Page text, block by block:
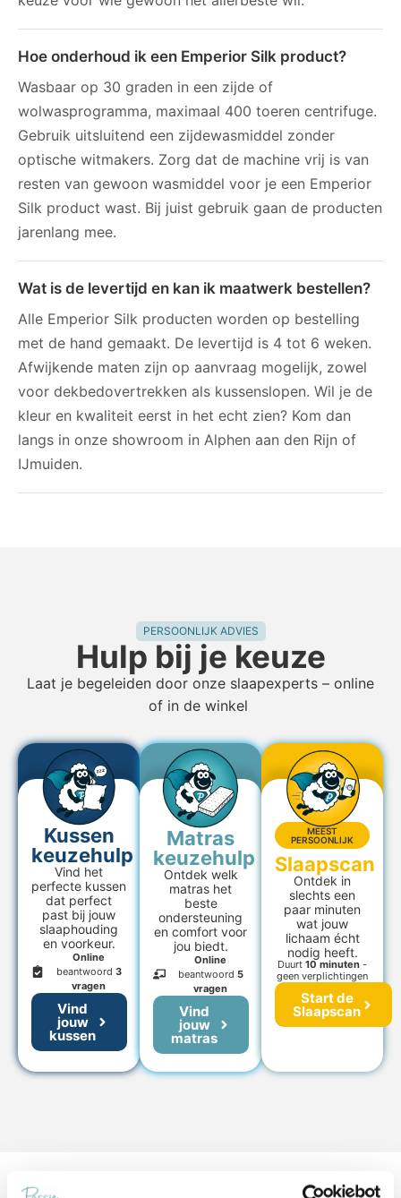
Hoe onderhoud ik een Emperior Silk product?
Wasbaar op 30 graden in een zijde of
wolwasprogramma, maximaal 400 toeren centrifuge.
Gebruik uitsluitend een zijdewasmiddel zonder
optische witmakers. Zorg dat de machine vrij is van
resten van gewoon wasmiddel voor je een Emperior
Silk product wast. Bij juist gebruik gaan de producten
jarenlang mee.
Wat is de levertijd en kan ik maatwerk bestellen?
Alle Emperior Silk producten worden op bestelling
met de hand gemaakt. De levertijd is 4 tot 6 weken.
Afwijkende maten zijn op aanvraag mogelijk, zowel
voor dekbedovertrekken als kussenslopen. Wil je de
kleur en kwaliteit eerst in het echt zien? Kom dan
langs in onze showroom in Alphen aan den Rijn of
IJmuiden.
PERSOONLIJK ADVIES
Hulp bij je keuze
Laat je begeleiden door onze slaapexperts – online
of in de winkel
Kussen
keuzehulp
Vind het
perfecte kussen
dat perfect
past bij jouw
slaaphouding
en voorkeur.
Online
beantwoord 3
vragen
Vind
jouw
kussen
Matras
keuzehulp
Ontdek welk
matras het
beste
ondersteuning
en comfort voor
jou biedt.
Online
beantwoord 5
vragen
Vind
jouw
matras
MEEST
PERSOONLIJK
Slaapscan
Ontdek in
slechts een
paar minuten
wat jouw
lichaam écht
nodig heeft.
Duurt 10 minuten -
geen verplichtingen
Start de
Slaapscan